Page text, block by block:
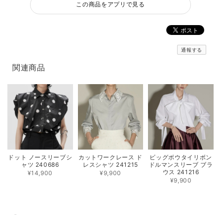
この商品をアプリで見る
通報する
関連商品
ドット ノースリーブシ
ャツ 240686
¥14,900
カットワークレース ド
レスシャツ 241215
¥9,900
ビッグボウタイリボン
ドルマンスリーブ ブラ
ウス 241216
¥9,900